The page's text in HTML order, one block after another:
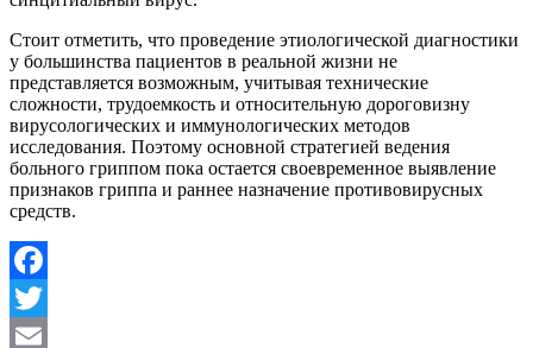
Стоит отметить, что проведение этиологической диагностики
у большинства пациентов в реальной жизни не
представляется возможным, учитывая технические
сложности, трудоемкость и относительную дороговизну
вирусологических и иммунологических методов
исследования. Поэтому основной стратегией ведения
больного гриппом пока остается своевременное выявление
признаков гриппа и раннее назначение противовирусных
средств.
Facebook
Twitter